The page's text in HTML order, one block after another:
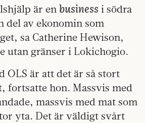
är enbusiness i södra
del av ekonomin som
sa Catherine Hewison,
utan gränser i Lokichogio.
OLS är att det är så stort
fortsatte hon. Massvis med
massvis med mat som
yta. Det är väldigt svårt